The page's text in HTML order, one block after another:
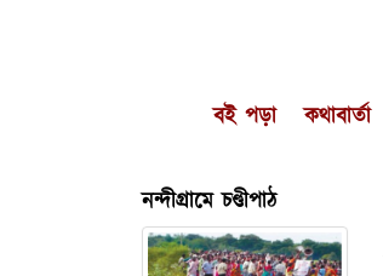
বই পড়া কথাবার্তা
নন্দীগ্রামে চণ্ডীপাঠ